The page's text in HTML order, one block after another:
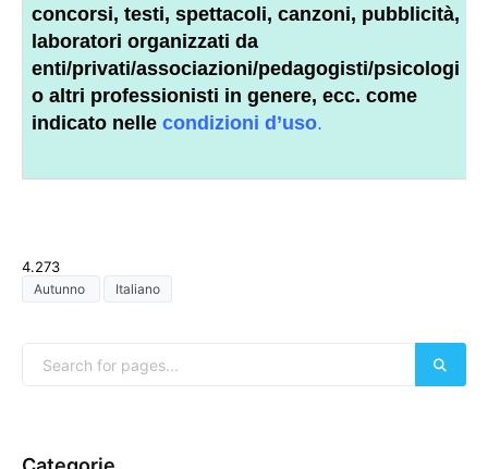
concorsi, testi, spettacoli, canzoni, pubblicità,
laboratori organizzati da
enti/privati/associazioni/pedagogisti/psicologi
o altri professionisti in genere, ecc. come
indicato nelle condizioni d’uso.
4.273
Autunno Italiano